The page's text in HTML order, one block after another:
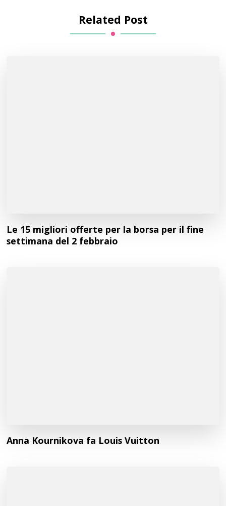
Related Post
Le 15 migliori offerte per la borsa per il fine
settimana del 2 febbraio
Anna Kournikova fa Louis Vuitton